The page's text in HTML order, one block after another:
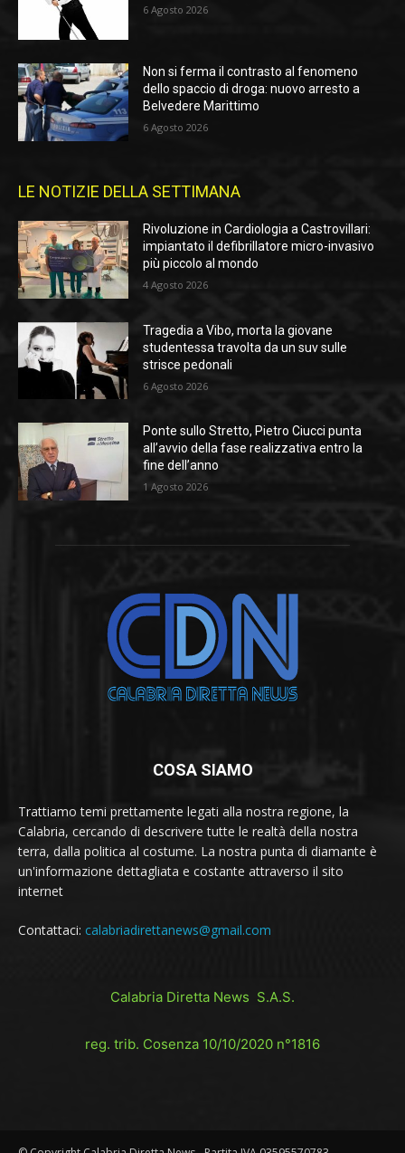
6 Agosto 2026
Non si ferma il contrasto al fenomeno
dello spaccio di droga: nuovo arresto a
Belvedere Marittimo
6 Agosto 2026
LE NOTIZIE DELLA SETTIMANA
Rivoluzione in Cardiologia a Castrovillari:
impiantato il defibrillatore micro-invasivo
più piccolo al mondo
4 Agosto 2026
Tragedia a Vibo, morta la giovane
studentessa travolta da un suv sulle
strisce pedonali
6 Agosto 2026
Ponte sullo Stretto, Pietro Ciucci punta
all’avvio della fase realizzativa entro la
fine dell’anno
1 Agosto 2026
COSA SIAMO
Trattiamo temi prettamente legati alla nostra regione, la
Calabria, cercando di descrivere tutte le realtà della nostra
terra, dalla politica al costume. La nostra punta di diamante è
un'informazione dettagliata e costante attraverso il sito
internet
Contattaci: calabriadirettanews@gmail.com
Calabria Diretta News S.A.S.
reg. trib. Cosenza 10/10/2020 n°1816